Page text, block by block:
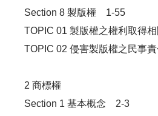
Section 8 製版權 1-55
TOPIC 01 製版權之權利取得
TOPIC 02 侵害製版權之民事
2 商標權
Section 1 基本概念 2-3